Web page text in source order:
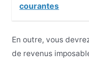
courantes
En outre, vous
de revenus